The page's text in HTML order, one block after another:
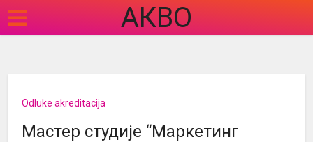
АКВО
Odluke akreditacija
Мастер студије “Маркетинг